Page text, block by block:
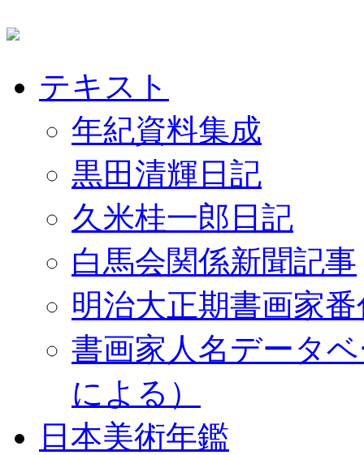
テキスト
年紀資料集成
黒田清輝日記
久米桂一郎日記
白馬会関係新聞記事
明治大正期書画家
書画家人名データ
による）
日本美術年鑑